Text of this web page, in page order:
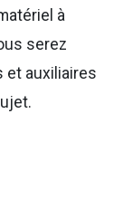
à
serez
et auxiliaires